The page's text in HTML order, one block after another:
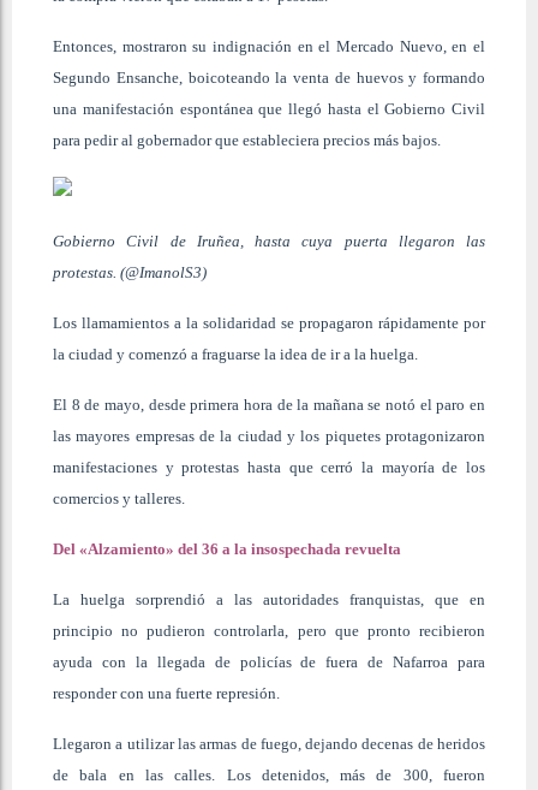
Entonces, mostraron su indignación en el Mercado Nuevo, en el
Segundo Ensanche, boicoteando la venta de huevos y formando
una manifestación espontánea que llegó hasta el Gobierno Civil
para pedir al gobernador que estableciera precios más bajos.
Gobierno Civil de Iruñea, hasta cuya puerta llegaron las
protestas. (@ImanolS3)
Los llamamientos a la solidaridad se propagaron rápidamente por
la ciudad y comenzó a fraguarse la idea de ir a la huelga.
El 8 de mayo, desde primera hora de la mañana se notó el paro en
las mayores empresas de la ciudad y los piquetes protagonizaron
manifestaciones y protestas hasta que cerró la mayoría de los
comercios y talleres.
Del «Alzamiento» del 36 a la insospechada revuelta
La huelga sorprendió a las autoridades franquistas, que en
principio no pudieron controlarla, pero que pronto recibieron
ayuda con la llegada de policías de fuera de Nafarroa para
responder con una fuerte represión.
Llegaron a utilizar las armas de fuego, dejando decenas de heridos
de bala en las calles. Los detenidos, más de 300, fueron